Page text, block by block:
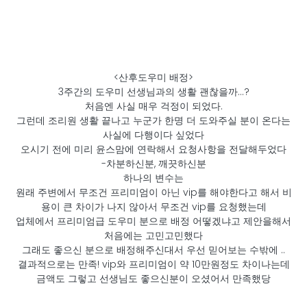
<산후도우미 배정>
3주간의 도우미 선생님과의 생활 괜찮을까…?
처음엔 사실 매우 걱정이 되었다.
그런데 조리원 생활 끝나고 누군가 한명 더 도와주실 분이 온다는
사실에 다행이다 싶었다
​오시기 전에 미리 윤스맘에 연락해서 요청사항을 전달해두었다
-차분하신분, 깨끗하신분​
하나의 변수는
원래 주변에서 무조건 프리미엄이 아닌 vip를 해야한다고 해서 비
용이 큰 차이가 나지 않아서 무조건 vip를 요청했는데
업체에서 프리미엄급 도우미 분으로 배정 어떻겠냐고 제안을해서
처음에는 고민고민했다
그래도 좋으신 분으로 배정해주신대서 우선 믿어보는 수밖에 ..
​결과적으로는 만족! vip와 프리미엄이 약 10만원정도 차이나는데
금액도 그렇고 선생님도 좋으신분이 오셨어서 만족했당